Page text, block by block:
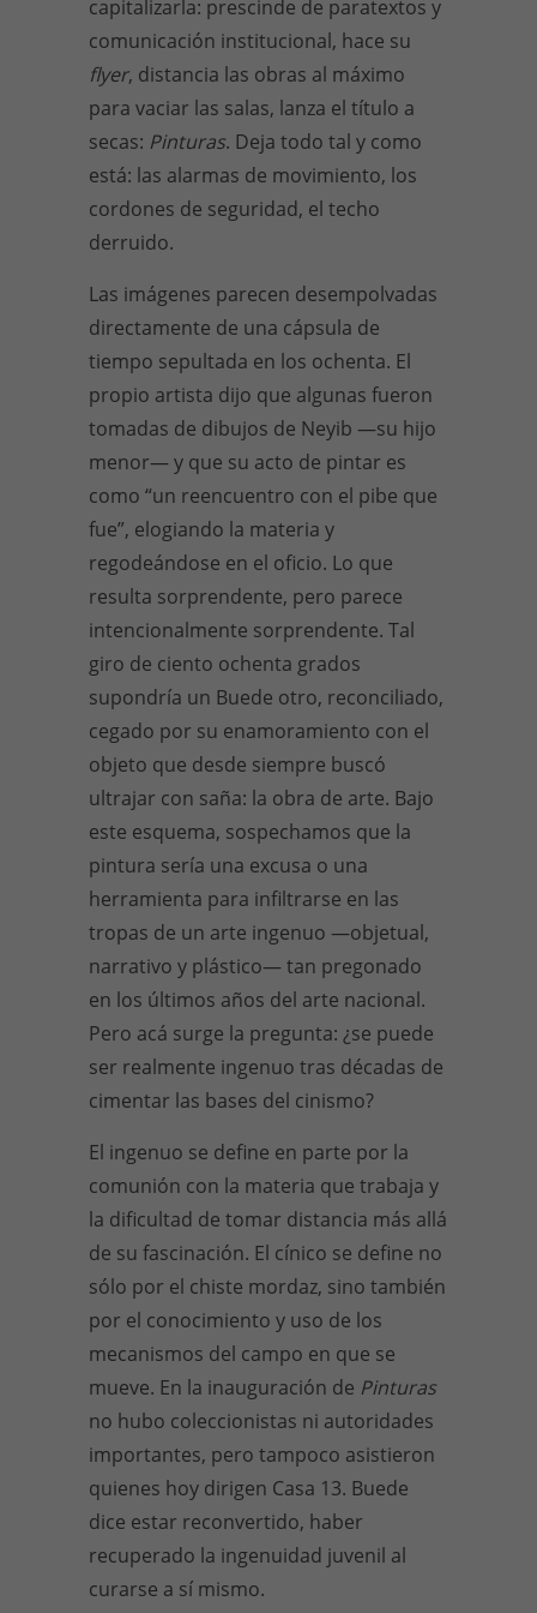
capitalizarla: prescinde de paratextos y
comunicación institucional, hace su
flyer, distancia las obras al máximo
para vaciar las salas, lanza el título a
secas: Pinturas. Deja todo tal y como
está: las alarmas de movimiento, los
cordones de seguridad, el techo
derruido.
Las imágenes parecen desempolvadas
directamente de una cápsula de
tiempo sepultada en los ochenta. El
propio artista dijo que algunas fueron
tomadas de dibujos de Neyib —su hijo
menor—y que su acto de pintar es
como “un reencuentro con el pibe que
fue”, elogiando la materia y
regodeándose en el oficio. Lo que
resulta sorprendente, pero parece
intencionalmente sorprendente. Tal
giro de ciento ochenta grados
supondría un Buede otro, reconciliado,
cegado por su enamoramiento con el
objeto que desde siempre buscó
ultrajar con saña: la obra de arte. Bajo
este esquema, sospechamos que la
pintura sería una excusa o una
herramienta para infiltrarse en las
tropas de un arte ingenuo —objetual,
narrativo y plástico—tan pregonado
en los últimos años del arte nacional.
Pero acá surge la pregunta: ¿se puede
ser realmente ingenuo tras décadas de
cimentar las bases del cinismo?
El ingenuo se define en parte por la
comunión con la materia que trabaja y
la dificultad de tomar distancia más allá
de su fascinación. El cínico se define no
sólo por el chiste mordaz, sino también
por el conocimiento y uso de los
mecanismos del campo en que se
mueve. En la inauguración de Pinturas
no hubo coleccionistas ni autoridades
importantes, pero tampoco asistieron
quienes hoy dirigen Casa 13. Buede
dice estar reconvertido, haber
recuperado la ingenuidad juvenil al
curarse a sí mismo.